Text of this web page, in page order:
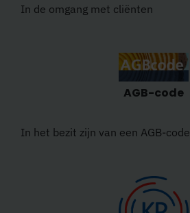
In de omgang met cliënten
AGB-code
In het bezit zijn van een AGB-code